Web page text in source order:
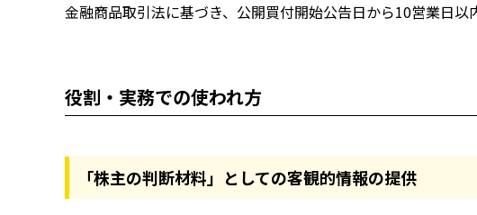
金融商品取引法に基づき、公開買付開始公告日から10営業日以
役割・実務での使われ方
「株主の判断材料」としての客観的情報の提供